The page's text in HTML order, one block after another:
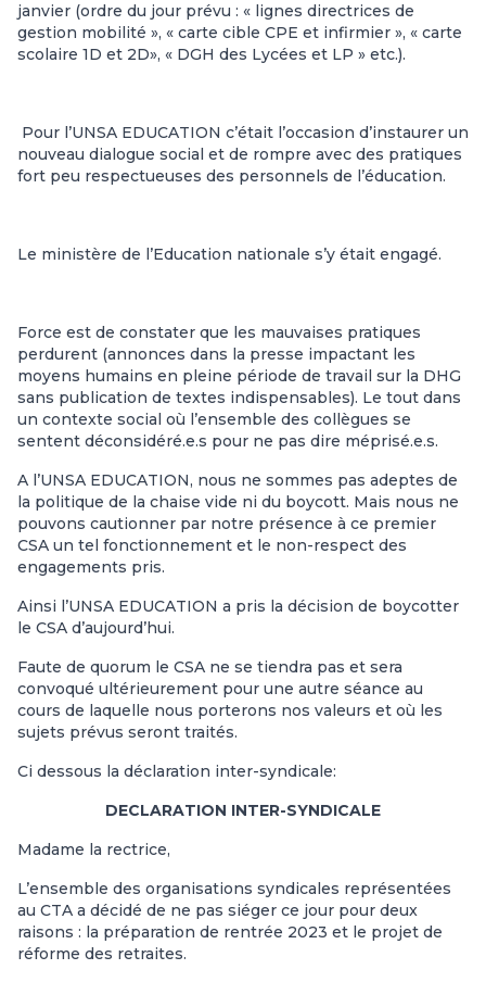
janvier (ordre du jour prévu : « lignes directrices de
gestion mobilité », « carte cible CPE et infirmier », « carte
scolaire 1D et 2D», « DGH des Lycées et LP » etc.).
Pour l’UNSA EDUCATION c’était l’occasion d’instaurer un
nouveau dialogue social et de rompre avec des pratiques
fort peu respectueuses des personnels de l’éducation.
Le ministère de l’Education nationale s’y était engagé.
Force est de constater que les mauvaises pratiques
perdurent (annonces dans la presse impactant les
moyens humains en pleine période de travail sur la DHG
sans publication de textes indispensables). Le tout dans
un contexte social où l’ensemble des collègues se
sentent déconsidéré.e.s pour ne pas dire méprisé.e.s.
A l’UNSA EDUCATION, nous ne sommes pas adeptes de
la politique de la chaise vide ni du boycott. Mais nous ne
pouvons cautionner par notre présence à ce premier
CSA un tel fonctionnement et le non-respect des
engagements pris.
Ainsi l’UNSA EDUCATION a pris la décision de boycotter
le CSA d’aujourd’hui.
Faute de quorum le CSA ne se tiendra pas et sera
convoqué ultérieurement pour une autre séance au
cours de laquelle nous porterons nos valeurs et où les
sujets prévus seront traités.
Ci dessous la déclaration inter-syndicale:
DECLARATION INTER-SYNDICALE
Madame la rectrice,
L’ensemble des organisations syndicales représentées
au CTA a décidé de ne pas siéger ce jour pour deux
raisons : la préparation de rentrée 2023 et le projet de
réforme des retraites.